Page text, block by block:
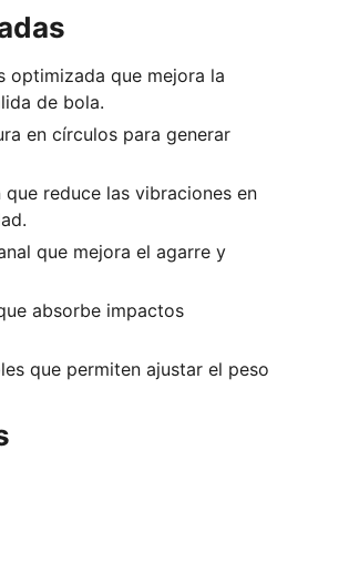
optimizada que mejora la
de bola.
en círculos para generar
reduce las vibraciones en
que mejora el agarre y
absorbe impactos
que permiten ajustar el peso